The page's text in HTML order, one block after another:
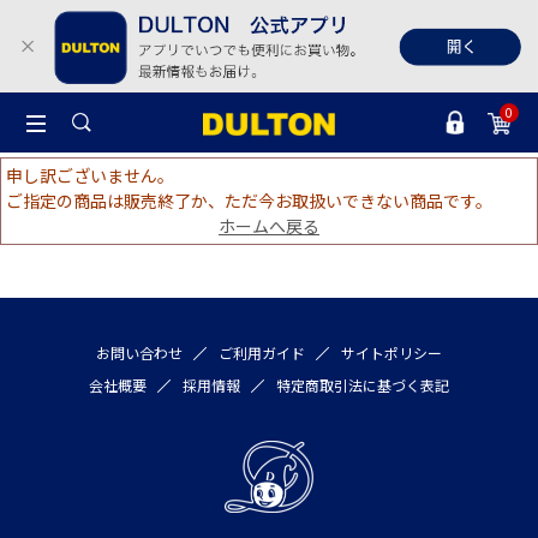
0
申し訳ございません。
ご指定の商品は販売終了か、ただ今お取扱いできない商品です。
ホームへ戻る
お問い合わせ ご利用ガイド
サイトポリシー
会社概要
採用情報 特定商取引法に基づく表記